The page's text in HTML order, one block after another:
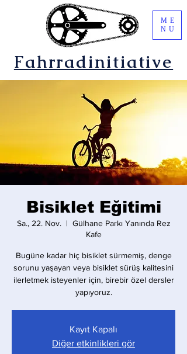
Fahrradinitiative
ME
NU
Bisiklet Eğitimi
Sa., 22. Nov.
  |
Gülhane Parkı Yanında Rez
Kafe
Bugüne kadar hiç bisiklet sürmemiş, denge
sorunu yaşayan veya bisiklet sürüş kalitesini
ilerletmek isteyenler için, birebir özel dersler
yapıyoruz.
Kayıt Kapalı
Diğer etkinlikleri gör